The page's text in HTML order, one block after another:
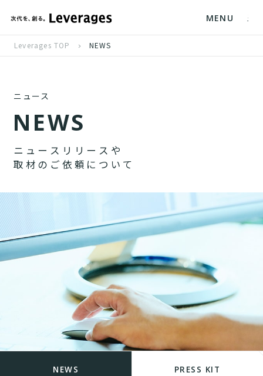
MENU
Leverages TOP NEWS
ニュース
NEWS
ニ ュ ー ス リ リ ー ス や
取 材 の ご 依 頼 に つ い て
NEWS PRESS KIT